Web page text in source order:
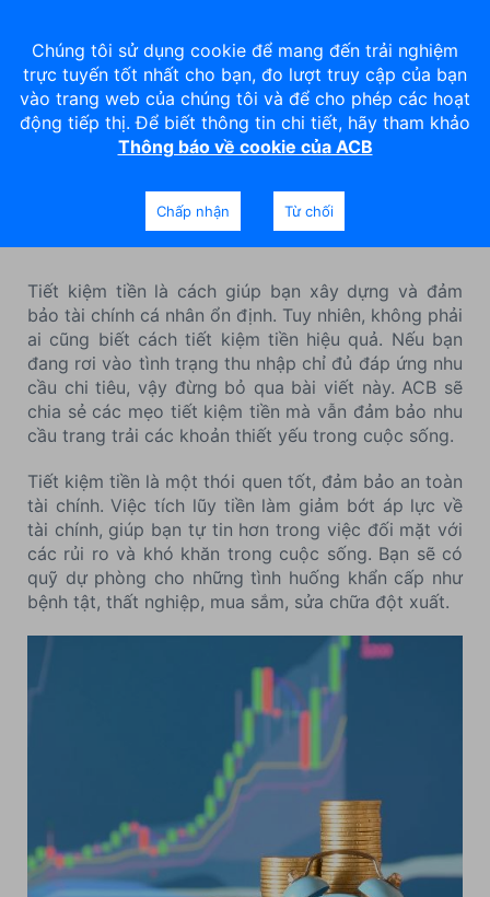
7 việc cần làm ngay giúp bạn
tiết kiệm "núi" tiền
Tiết kiệm tiền là cách giúp bạn xây dựng và đảm
bảo tài chính cá nhân ổn định. Tuy nhiên, không phải
ai cũng biết cách tiết kiệm tiền hiệu quả. Nếu bạn
đang rơi vào tình trạng thu nhập chỉ đủ đáp ứng nhu
cầu chi tiêu, vậy đừng bỏ qua bài viết này. ACB sẽ
chia sẻ các mẹo tiết kiệm tiền mà vẫn đảm bảo nhu
cầu trang trải các khoản thiết yếu trong cuộc sống.
Tiết kiệm tiền là một thói quen tốt, đảm bảo an toàn
tài chính. Việc tích lũy tiền làm giảm bớt áp lực về
tài chính, giúp bạn tự tin hơn trong việc đối mặt với
các rủi ro và khó khăn trong cuộc sống. Bạn sẽ có
quỹ dự phòng cho những tình huống khẩn cấp như
bệnh tật, thất nghiệp, mua sắm, sửa chữa đột xuất.
Chúng tôi sử dụng cookie để mang đến trải nghiệm
trực tuyến tốt nhất cho bạn, đo lượt truy cập của bạn
vào trang web của chúng tôi và để cho phép các hoạt
động tiếp thị. Để biết thông tin chi tiết, hãy tham khảo
Thông báo về cookie của ACB
Chấp nhận Từ chối